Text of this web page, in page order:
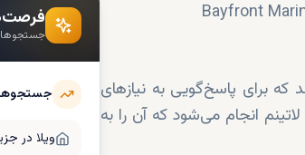
از واحدهای ۱، ۲ و ۳ خوابه را ارائه می‌دهد که برای پاسخ‌گویی به نیازهای
انجام می‌شود که آن را به
ویلا در